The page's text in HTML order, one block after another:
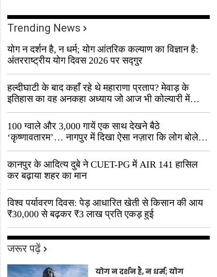
Trending News
योग न दर्शन है, न धर्म; योग आंतरिक कल्याण का विज्ञान है:
अंतरराष्ट्रीय योग दिवस 2026 पर सद्गुर
हल्दीघाटी के बाद कहाँ रहे थे महाराणा प्रताप? मेवाड़ के
इतिहास का वह अनकहा अध्याय जो आज भी कोल्यारी में
जीवित है
100 ग्वाले और 3,000 गायें एक साथ देखने बैठे
‘कृष्णावतारम’… नागपुर में दिखा ऐसा नज़ारा कि लोग बोले,
“ऐसा तो सिर्फ़ कृष्ण ही कर सकते हैं”
कानपुर के आदित्य दुबे ने CUET-PG में AIR 141 हासिल
कर बढ़ाया शहर का मान
विश्व पर्यावरण दिवस: पेड़ आधारित खेती से किसान की आय
₹30,000 से बढ़कर ₹3 लाख प्रति एकड़ हुई
जरूर पढ़ें
योग न दर्शन है, न धर्म; योग